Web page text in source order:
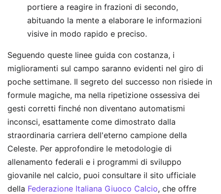
portiere a reagire in frazioni di secondo,
abituando la mente a elaborare le informazioni
visive in modo rapido e preciso.
Seguendo queste linee guida con costanza, i
miglioramenti sul campo saranno evidenti nel giro di
poche settimane. Il segreto del successo non risiede in
formule magiche, ma nella ripetizione ossessiva dei
gesti corretti finché non diventano automatismi
inconsci, esattamente come dimostrato dalla
straordinaria carriera dell'eterno campione della
Celeste. Per approfondire le metodologie di
allenamento federali e i programmi di sviluppo
giovanile nel calcio, puoi consultare il sito ufficiale
della Federazione Italiana Giuoco Calcio, che offre